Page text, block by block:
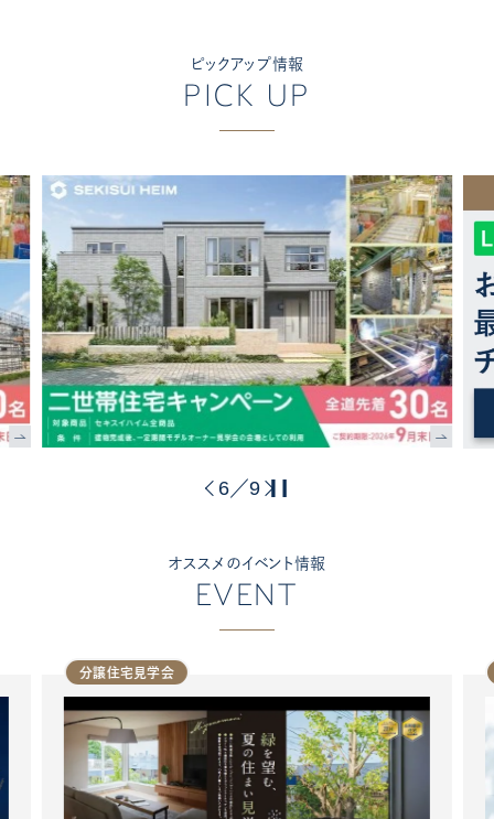
ピックアップ情報
PICK UP
6／9
オススメのイベント情報
EVENT
分譲住宅見学会